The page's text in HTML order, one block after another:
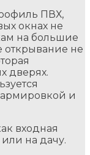
ПВХ,
окнах не
на большие
открывание не
дверях.
и
входная
на дачу.